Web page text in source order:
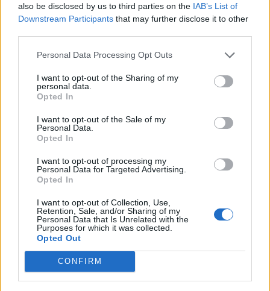
also be disclosed by us to third parties on the IAB’s List of
Downstream Participants that may further disclose it to other
Personal Data Processing Opt Outs
I want to opt-out of the Sharing of my
personal data.
Opted In
I want to opt-out of the Sale of my
Personal Data.
Opted In
I want to opt-out of processing my
Personal Data for Targeted Advertising.
Opted In
I want to opt-out of Collection, Use,
Retention, Sale, and/or Sharing of my
Personal Data that Is Unrelated with the
Purposes for which it was collected.
Opted Out
CONFIRM
Arrestohet 73-vjeçari në Krujë,
ndezi zjarr për të djegur barin
dhe flakët u përhapën drejt